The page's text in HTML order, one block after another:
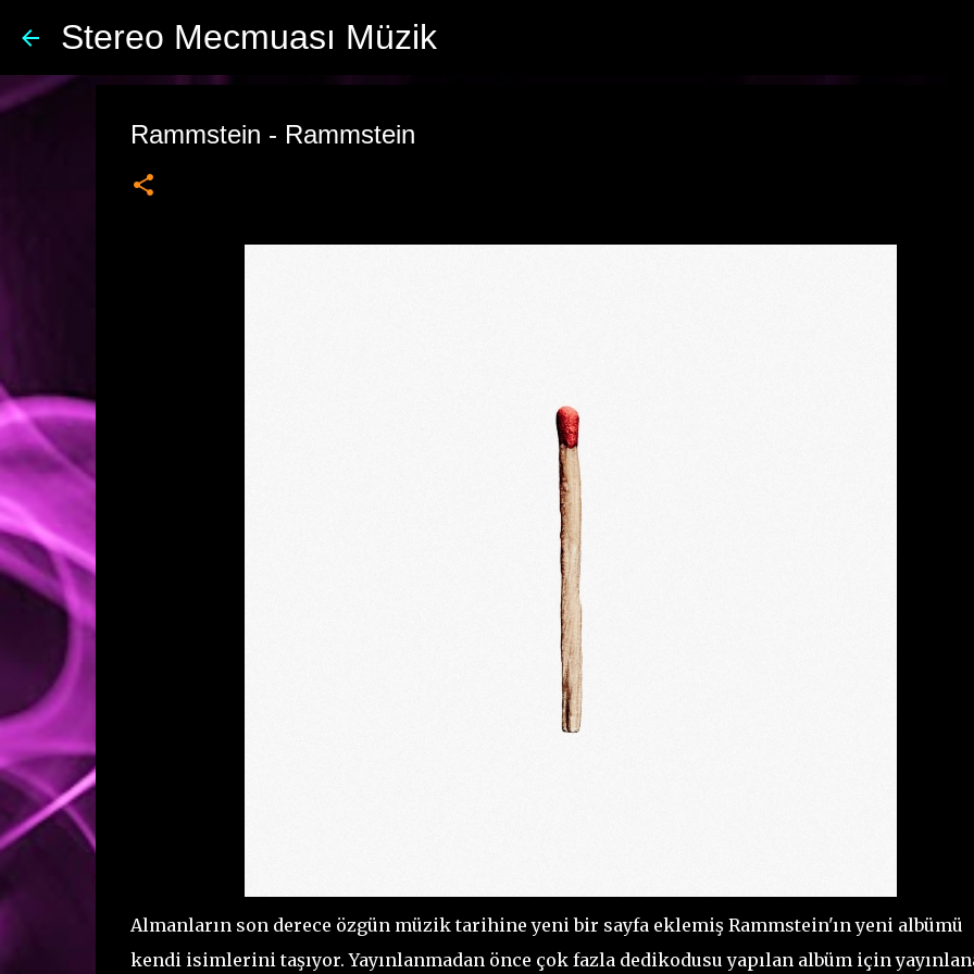
Stereo Mecmuası Müzik
Rammstein - Rammstein
Almanların son derece özgün müzik tarihine yeni bir sayfa eklemiş Rammstein'ın yeni albümü
kendi isimlerini taşıyor. Yayınlanmadan önce çok fazla dedikodusu yapılan albüm için